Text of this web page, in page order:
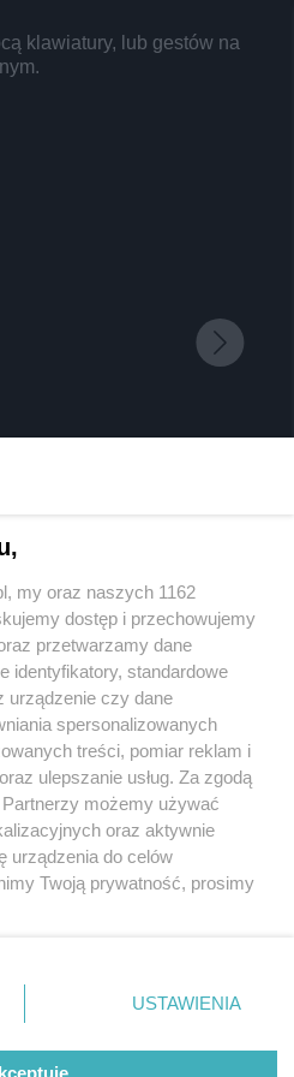
klawiatury, lub gestów na
Śląskim jest piękny i...
regulamin korzystania z portali
Skontakuj sięz nami
Kontakt
Wydawca
Redakcja
my oraz naszych 1162
dostęp i przechowujemy
przetwarzamy dane
identyfikatory, standardowe
urządzenie czy dane
spersonalizowanych
treści, pomiar reklam i
ulepszanie usług. Za zgodą
możemy używać
oraz aktywnie
urządzenia do celów
Twoją prywatność, prosimy
w lewym dolnym rogu strony
danych nie wymagają
prawo sprzeciwić się
będą miały
USTAWIENIA